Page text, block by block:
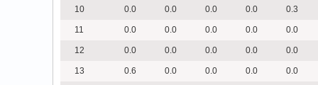
10 0.0 0.0 0.0 0.0 0.3
11 0.0 0.0 0.0 0.0 0.0
12 0.0 0.0 0.0 0.0 0.0
13 0.6 0.0 0.0 0.0 0.0